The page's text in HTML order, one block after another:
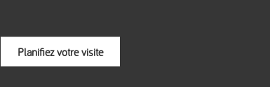
Planifiez votre visite